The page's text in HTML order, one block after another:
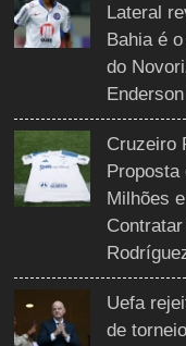
Lateral
Bahia é
do
Cruzeiro
Proposta
Milhões
Uefa
de